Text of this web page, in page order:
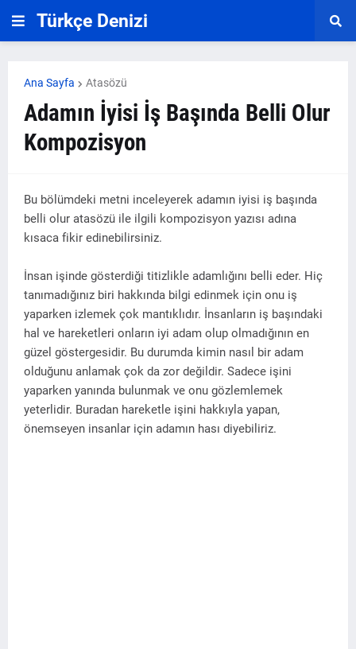
Türkçe Denizi
Ana Sayfa Atasözü
Adamın İyisi İş Başında Belli Olur
Kompozisyon
Bu bölümdeki metni inceleyerek adamın iyisi iş başında
belli olur atasözü ile ilgili kompozisyon yazısı adına
kısaca fikir edinebilirsiniz.
İnsan işinde gösterdiği titizlikle adamlığını belli eder. Hiç
tanımadığınız biri hakkında bilgi edinmek için onu iş
yaparken izlemek çok mantıklıdır. İnsanların iş başındaki
hal ve hareketleri onların iyi adam olup olmadığının en
güzel göstergesidir. Bu durumda kimin nasıl bir adam
olduğunu anlamak çok da zor değildir. Sadece işini
yaparken yanında bulunmak ve onu gözlemlemek
yeterlidir. Buradan hareketle işini hakkıyla yapan,
önemseyen insanlar için adamın hası diyebiliriz.